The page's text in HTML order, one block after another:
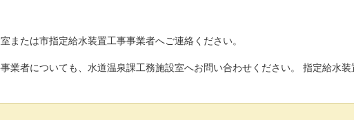
または市指定給水装置工事事業者へご連絡ください。
業者についても、水道温泉課工務施設室へお問い合わせください。 指定給水装